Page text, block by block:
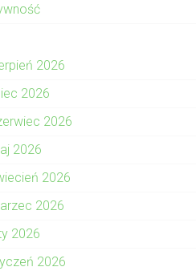
2026
2026
2026
2026
2026
2026
2026
2026